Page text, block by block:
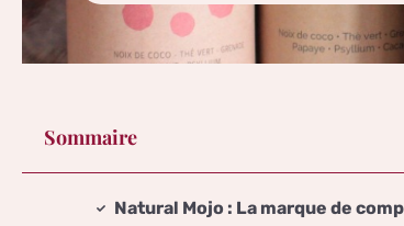
Sommaire
Natural Mojo : La marque de